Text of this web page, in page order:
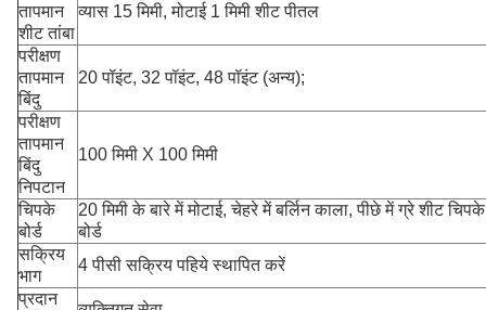
तापमान
शीट तांबा
व्यास 15 मिमी, मोटाई 1 मिमी शीट पीतल
परीक्षण
तापमान
बिंदु
20 पॉइंट, 32 पॉइंट, 48 पॉइंट (अन्य);
परीक्षण
तापमान
बिंदु
निपटान
100 मिमी X 100 मिमी
चिपके
बोर्ड
20 मिमी के बारे में मोटाई, चेहरे में बर्लिन काला, पीछे में ग्रे शीट
बोर्ड
सक्रिय
भाग
4 पीसी सक्रिय पहिये स्थापित करें
प्रदान